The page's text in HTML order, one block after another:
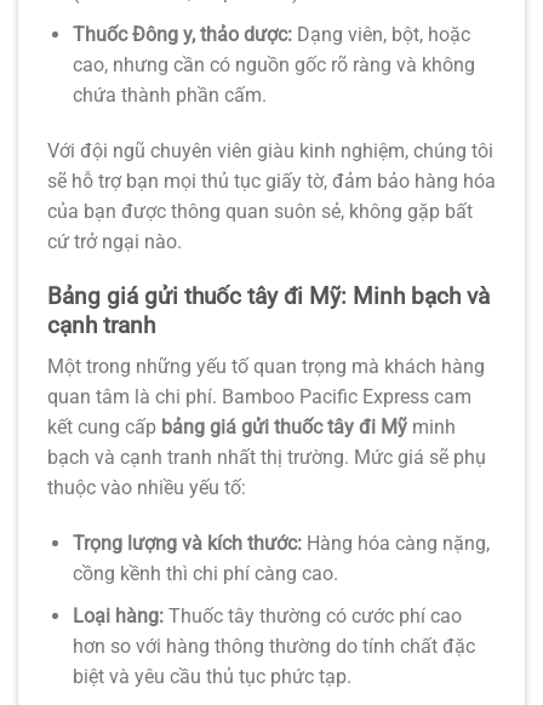
Thuốc Đông y, thảo dược:Dạng viên, bột, hoặc
cao, nhưng cần có nguồn gốc rõ ràng và không
chứa thành phần cấm.
Với đội ngũ chuyên viên giàu kinh nghiệm, chúng tôi
sẽ hỗ trợ bạn mọi thủ tục giấy tờ, đảm bảo hàng hóa
của bạn được thông quan suôn sẻ, không gặp bất
cứ trở ngại nào.
Bảng giá gửi thuốc tây đi Mỹ: Minh bạch và
cạnh tranh
Một trong những yếu tố quan trọng mà khách hàng
quan tâm là chi phí. Bamboo Pacific Express cam
kết cung cấp bảng giá gửi thuốc tây đi Mỹ minh
bạch và cạnh tranh nhất thị trường. Mức giá sẽ phụ
thuộc vào nhiều yếu tố:
Trọng lượng và kích thước:Hàng hóa càng nặng,
cồng kềnh thì chi phí càng cao.
Loại hàng:Thuốc tây thường có cước phí cao
hơn so với hàng thông thường do tính chất đặc
biệt và yêu cầu thủ tục phức tạp.